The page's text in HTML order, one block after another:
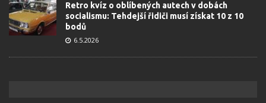
Retro kvíz o oblíbených autech v dobách
socialismu: Tehdejší řidiči musí získat 10 z 10
bodů
6.5.2026